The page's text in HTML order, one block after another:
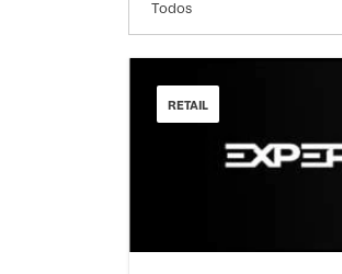
Todos
RETAIL